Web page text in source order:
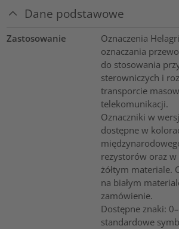
Dane podstawowe
Zastosowanie
Oznaczenia
oznaczania
do stosowania
sterowniczych i
transporcie
telekomunikacji.
Oznaczniki w
dostępne w
rezystorów oraz
żółtym materiale.
na białym
zamówienie.
Dostępne znaki:
standardowe